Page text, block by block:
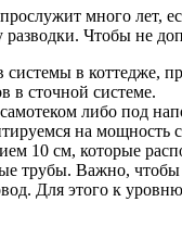
много
Чтобы не
системы в коттедже,
в сточной системе.
либо под
на
10 см, которые
трубы. Важно,
Для этого к